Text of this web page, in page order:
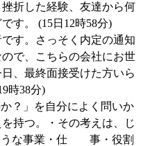
折した経験、友達から何
す。 (15日12時58分)
す。さっそく内定の通知
で、こちらの会社にお世
、最終面接受けた方いら
時38分)
？」を自分によく問いか
持つ。・その考えは、じ
うな事業・仕 事・役割